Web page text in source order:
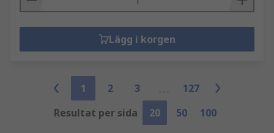
Lägg i korgen
1 2 3
127
Resultat per sida
20 50 100